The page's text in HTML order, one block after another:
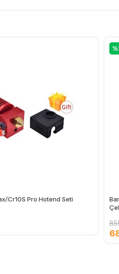
Cr10S Pro Hotend Seti